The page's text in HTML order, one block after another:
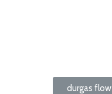
durgas flow